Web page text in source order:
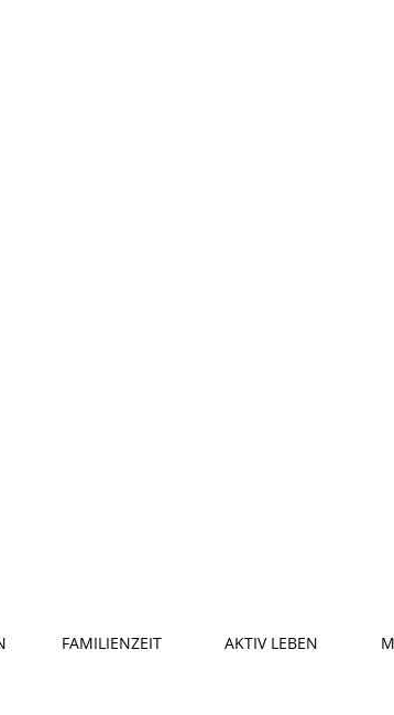
FAMILIENZEIT AKTIV LEBEN